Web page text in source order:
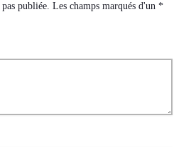
publiée. Les champs marqués d'un *